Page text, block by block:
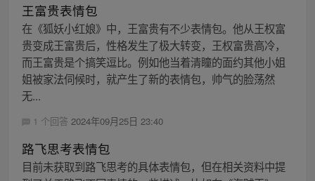
王富贵表情包
在《狐妖小红娘》中，王富贵有不少表情包。他从王权富
贵变成王富贵后，性格发生了极大转变，王权富贵高冷，
而王富贵是个搞笑逗比。例如他当着清瞳的面约其他小姐
姐被家法伺候时，就产生了新的表情包，帅气的脸荡然
无...
1 个回答 2024年09月25日 23:40
路飞思考表情包
目前未获取到路飞思考的具体表情包，但在相关资料中提